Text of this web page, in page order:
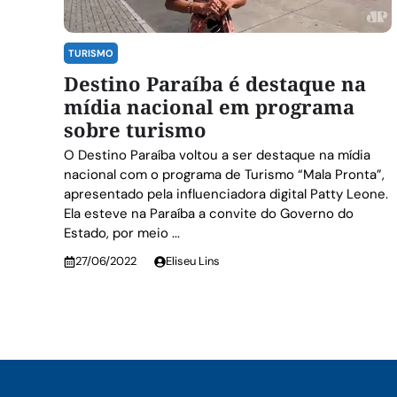
TURISMO
Destino Paraíba é destaque na
mídia nacional em programa
sobre turismo
O Destino Paraíba voltou a ser destaque na mídia
nacional com o programa de Turismo “Mala Pronta”,
apresentado pela influenciadora digital Patty Leone.
Ela esteve na Paraíba a convite do Governo do
Estado, por meio ...
27/06/2022 Eliseu Lins